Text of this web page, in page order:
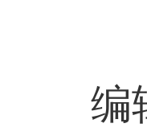
编